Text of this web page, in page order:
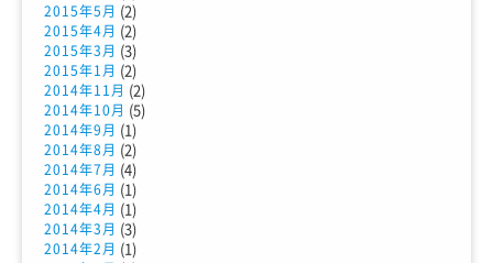
2015年5月 (2)
2015年4月 (2)
2015年3月 (3)
2015年1月 (2)
2014年11月 (2)
2014年10月 (5)
2014年9月 (1)
2014年8月 (2)
2014年7月 (4)
2014年6月 (1)
2014年4月 (1)
2014年3月 (3)
2014年2月 (1)